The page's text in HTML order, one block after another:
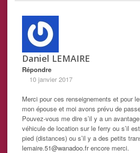
Daniel LEMAIRE
Répondre
10 janvier 2017
Merci pour ces renseignements et pour
mon épouse et moi avons prévu de
Pouvez-vous me dire s’il y a un
véhicule de location sur le ferry ou s’il
pied (distances) ou s’il y a des petits
lemaire.51@wanadoo.frencore merci.